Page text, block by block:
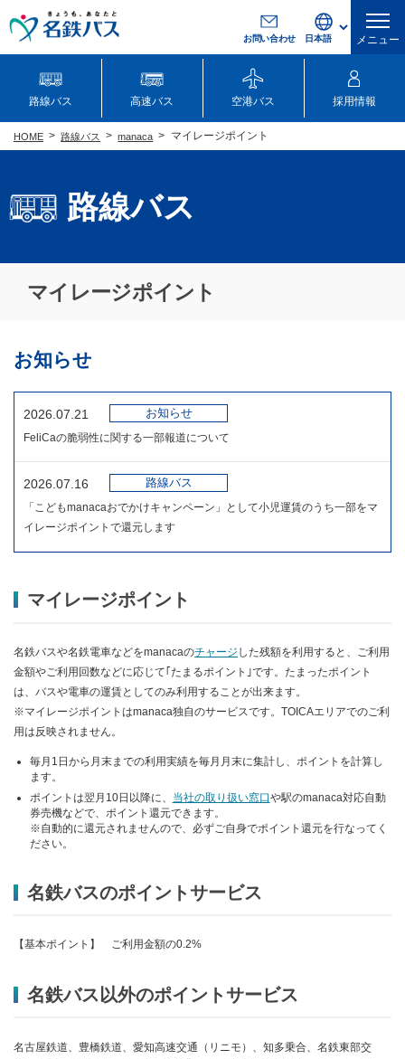
お問い合わせ メニュー
路線バス 高速バス 空港バス 採用情報
路線バス
HOME 路線バス manaca マイレージポイント
マイレージポイント
お知らせ
2026.07.21 お知らせ
FeliCaの脆弱性に関する一部報道について
2026.07.16 路線バス
「こどもmanacaおでかけキャンペーン」として小児運賃のうち一部をマ
イレージポイントで還元します
マイレージポイント
名鉄バスや名鉄電車などをmanacaのチャージ した残額を利用すると、ご利用
金額やご利用回数などに応じて｢たまるポイント｣です。たまったポイント
は、バスや電車の運賃としてのみ利用することが出来ます。
※マイレージポイントはmanaca独自のサービスです。TOICAエリアでのご利
用は反映されません。
毎月1日から月末までの利用実績を毎月月末に集計し、ポイントを計算し
ます。
ポイントは翌月10日以降に、
当社の取り扱い窓口や駅のmanaca対応自動
券売機などで、ポイント還元できます。
※自動的に還元されませんので、必ずご自身でポイント還元を行なってく
ださい。
名鉄バスのポイントサービス
【基本ポイント】 ご利用金額の0.2%
名鉄バス以外のポイントサービス
名古屋鉄道、豊橋鉄道、愛知高速交通（リニモ）、知多乗合、名鉄東部交